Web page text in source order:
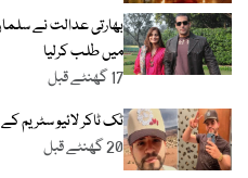
بھارتی عدالت نے
میں طلب کرلیا
17 گھنٹے قبل
ٹک ٹاکر لائیو سٹریم
20 گھنٹے قبل